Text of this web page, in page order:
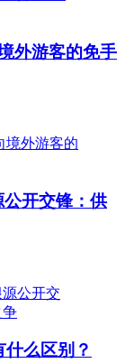
外游客的免手
开交锋：供
么区别？